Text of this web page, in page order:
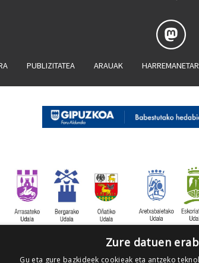
PUBLIZITATEA ARAUAK
Zure datuen
Gu eta gure bazkideek cookieak eta antzeko